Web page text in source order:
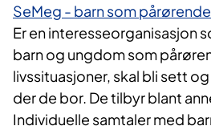
SeMeg - barn som
Er en interesseorganisasjon
barn og ungdom som
livssituasjoner, skal bli sett
der de bor. De tilbyr blant
Individuelle samtaler med